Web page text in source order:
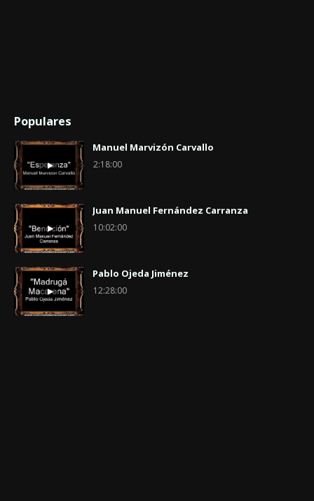
Populares
Manuel Marvizón Carvallo
2:18:00
Juan Manuel Fernández Carranza
10:02:00
Pablo Ojeda Jiménez
12:28:00